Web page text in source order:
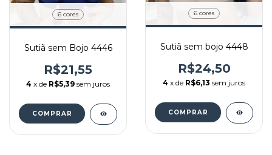
6 cores
Sutiã sem Bojo 4446
R$21,55
4 x de R$5,39 sem juros
COMPRAR
6 cores
Sutiã sem bojo 4448
R$24,50
4 x de R$6,13 sem juros
COMPRAR